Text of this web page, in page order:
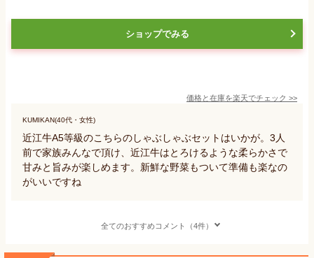
ショップでみる
価格と在庫を楽天でチェック >>
KUMIKAN(40代・女性)
近江牛A5等級のこちらのしゃぶしゃぶセットはいかが。3人
前で家族みんなで頂け、近江牛はとろけるような柔らかさで
甘みと旨みが楽しめます。新鮮な野菜もついて準備も楽なの
がいいですね
全てのおすすめコメント（4件）